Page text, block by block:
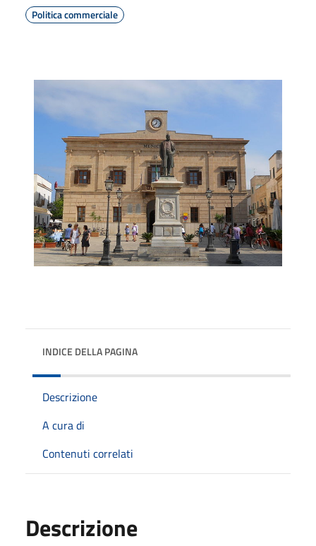
Politica commerciale
INDICE DELLA PAGINA
Descrizione
A cura di
Contenuti correlati
Descrizione